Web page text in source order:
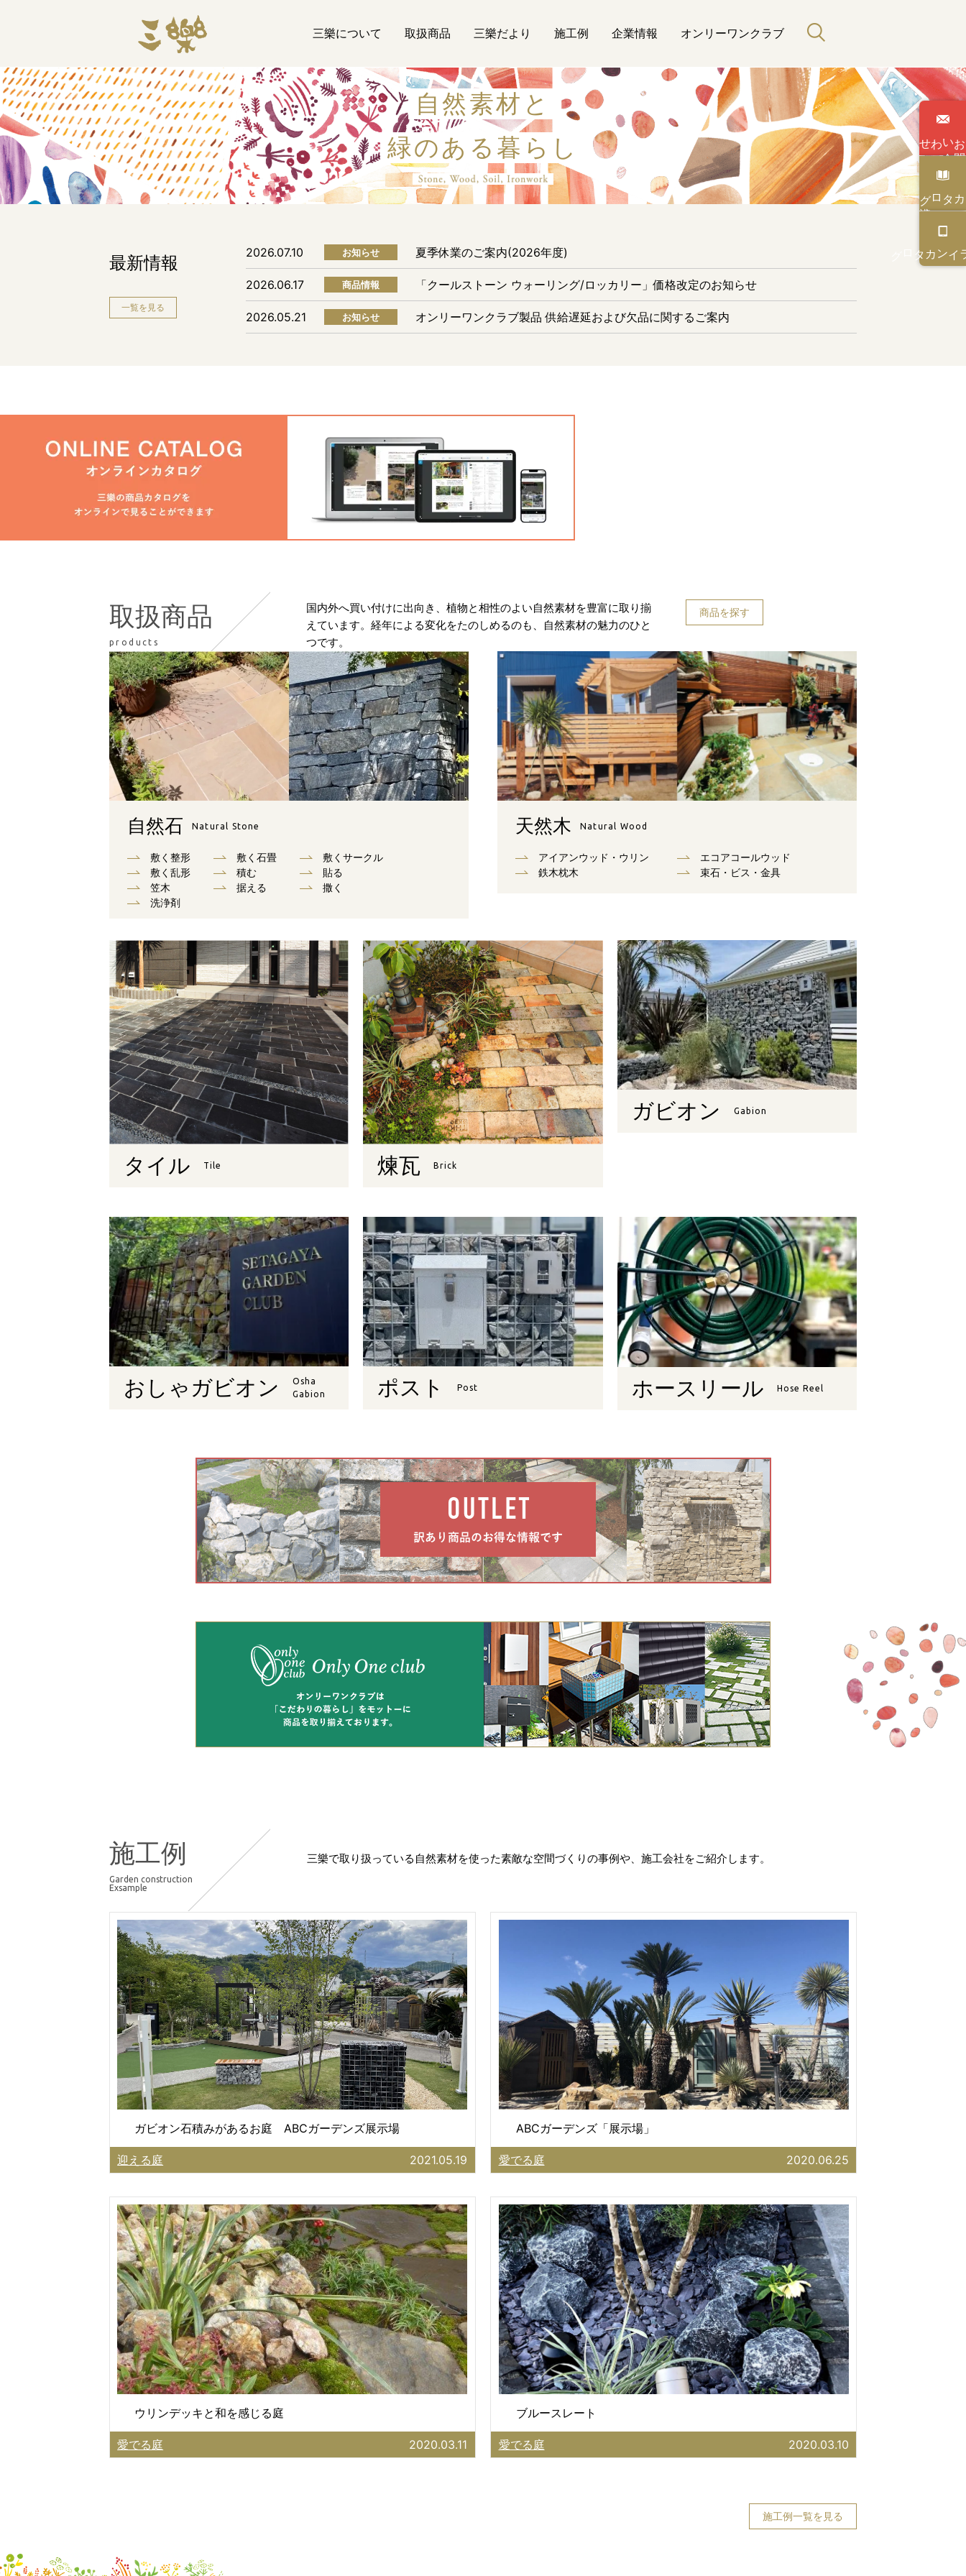
い
わせ
カタログ
オンライン
三樂について 取扱商品 三樂だより 施工例 企業情報 オンリーワンクラブ
自然素材と
緑のある暮らし
最新情報
一覧を見る
2026.07.10 お知らせ 夏季休業のご案内(2026年度)
2026.06.17 商品情報 「クールストーン ウォーリング/ロッカリー」価格改定のお知らせ
2026.05.21 お知らせ オンリーワンクラブ製品 供給遅延および欠品に関するご案内
取扱商品
products
国内外へ買い付けに出向き、植物と相性のよい自然素材を豊富に取り揃
えています。経年による変化をたのしめるのも、自然素材の魅力のひと
つです。
商品を探す
自然石 Natural Stone
敷く整形 敷く石畳
敷くサークル
敷く乱形
積む
貼る
笠木
据える
撒く
洗浄剤
天然木 Natural Wood
アイアンウッド・ウリン
エコアコールウッド
鉄木枕木
束⽯・ビス・⾦具
タイル Tile 煉瓦 Brick
ガビオン Gabion
おしゃガビオン
Osha
Gabion
ポスト Post ホースリール Hose Reel
施工例
Garden construction
Exsample
三樂で取り扱っている自然素材を使った素敵な空間づくりの事例や、施工会社をご紹介します。
ガビオン石積みがあるお庭 ABCガーデンズ展示場
迎える庭 2021.05.19
ABCガーデンズ「展示場」
愛でる庭 2020.06.25
ウリンデッキと和を感じる庭
愛でる庭 2020.03.11
ブルースレート
愛でる庭 2020.03.10
施工例一覧を見る